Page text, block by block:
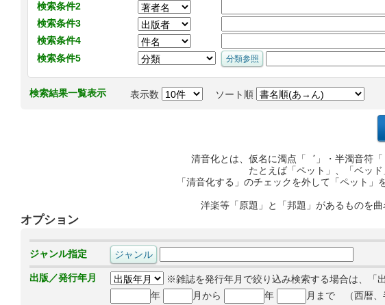
検索条件2
検索条件3
検索条件4
検索条件5
検索結果一覧表示 表示数 ソート順
清音化とは、仮名に濁点「゛」・半濁音符
たとえば「ペット」、「ベッ
「清音化する」のチェックを外して「ペット
洋楽等「原題」と「邦題」があるものを
オプション
ジャンル指定
出版／発行年月
※雑誌を発行年月で絞り込み検索する場合は、「
年
月から 年 月まで （西暦、